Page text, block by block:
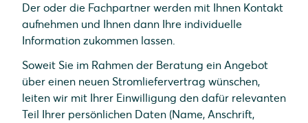
Der oder die Fachpartner werden mit Ihnen Kontakt
aufnehmen und Ihnen dann Ihre individuelle
Information zukommen lassen.
Soweit Sie im Rahmen der Beratung ein Angebot
über einen neuen Stromliefervertrag wünschen,
leiten wir mit Ihrer Einwilligung den dafür relevanten
Teil Ihrer persönlichen Daten (Name, Anschrift,